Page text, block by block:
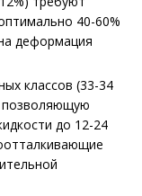
40-60%
деформация
классов (33-34
позволяющую
до 12-24